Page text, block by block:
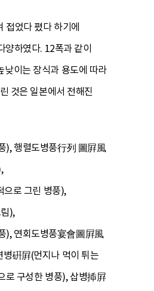
접었다 폈다 하기에
하였다. 12폭과 같이
이는 장식과 용도에 따라
것은 일본에서 전해진
), 행렬도병풍行列 圖屛風
로 그린 병풍),
),
), 연회도병풍宴會圖屛風
硏屛(먼지나 먹이 튀는
로 구성한 병풍), 삽병揷屛